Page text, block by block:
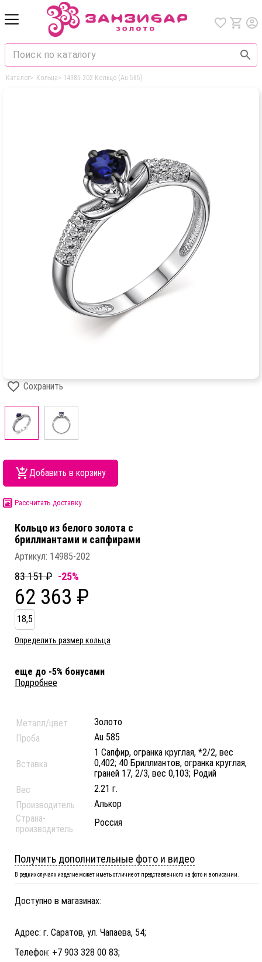
Каталог> Кольца> 14985-202 Кольцо (Au 585)
Сохранить
Добавить в корзину
Рассчитать доставку
Кольцо из белого золота c
бриллиантами и сапфирами
Артикул: 14985-202
83 151 ₽ -25%
62 363 ₽
18,5
Определить размер кольца
еще до -5% бонусами
Подробнее
Металл/цвет
Золото
Проба
Au 585
Вставка
1 Сапфир, огранка круглая, *2/2, вес
0,402; 40 Бриллиантов, огранка круглая,
граней 17, 2/3, вес 0,103; Родий
Вес
2.21 г.
Производитель
Алькор
Страна-
производитель
Россия
Получить дополнительные фото и видео
В редких случаях изделие может иметь отличие от представленного на фото и в описании.
Доступно в магазинах:
Адрес: г. Саратов, ул. Чапаева, 54;
Телефон: +7 903 328 00 83;